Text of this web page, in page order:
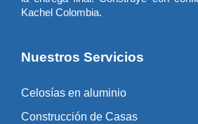
Kachel Colombia.
Nuestros Servicios
Celosías en aluminio
Construcción de Casas